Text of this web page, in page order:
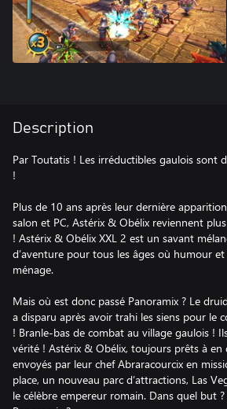
Description
Par Toutatis ! Les irréductibles gaulois sont
!
Plus de 10 ans après leur dernière
salon et PC, Astérix & Obélix reviennent
! Astérix & Obélix XXL 2 est un savant
d’aventure pour tous les âges où humour
ménage.
Mais où est donc passé Panoramix ? Le
a disparu après avoir trahi les siens pour le
! Branle-bas de combat au village gaulois !
vérité ! Astérix & Obélix, toujours prêts à en
envoyés par leur chef Abraracourcix en
place, un nouveau parc d’attractions, Las
le célèbre empereur romain. Dans quel but